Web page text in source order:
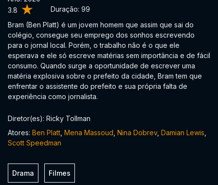
3.8 Duração: 99
Bram (Ben Platt) é um jovem homem que assim que sai do
colégio, consegue seu emprego dos sonhos escrevendo
para o jornal local. Porém, o trabalho não é o que ele
esperava e ele só escreve matérias sem importância e de fácil
consumo. Quando surge a oportunidade de escrever uma
matéria explosiva sobre o prefeito da cidade, Bram tem que
enfrentar o assistente do prefeito e sua própria falta de
experiência como jornalista.
Diretor(es): Ricky Tollman
Atores: Ben Platt Mena Massoud Nina Dobrev, Damian Lewis
Scott Speedman
Drama Filmes